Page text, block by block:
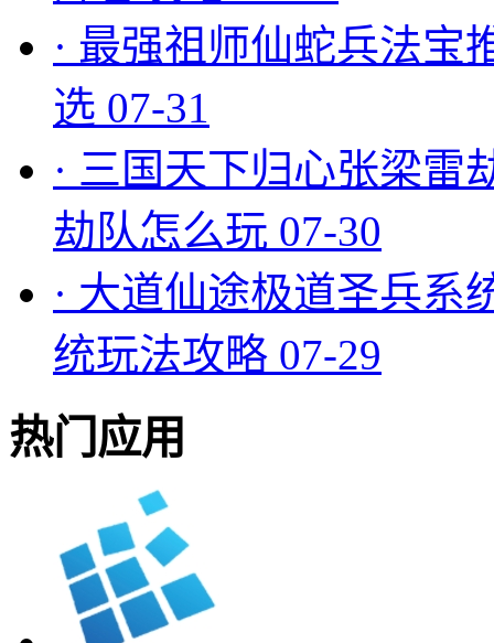
· 最强祖师仙蛇兵法宝
选 07-31
· 三国天下归心张梁雷
劫队怎么玩 07-30
· 大道仙途极道圣兵系
统玩法攻略 07-29
热门应用